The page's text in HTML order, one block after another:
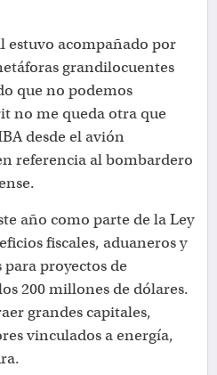
estuvo acompañado por
grandilocuentes
que no podemos
no me queda otra que
desde el avión
referencia al bombardero
año como parte de la Ley
fiscales, aduaneros y
proyectos de
200 millones de dólares.
grandes capitales,
vinculados a energía,